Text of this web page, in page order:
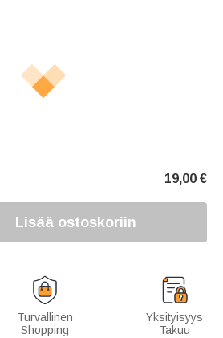
19,00 €
Lisää ostoskoriin
Turvallinen
Shopping
Yksityisyys
Takuu